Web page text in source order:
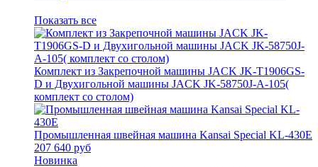
Показать все
Комплект из Закрепочной машины JACK JK-T1906GS-
D и Двухигольной машины JACK JK-58750J-A-105(
комплект со столом)
Промышленная швейная машина Kansai Special KL-430E
207 640 руб
Новинка